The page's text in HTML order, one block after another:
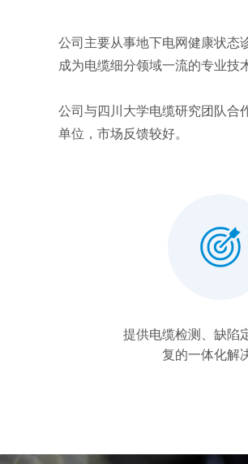
公司主要从事地下电网健康状态
成为电缆细分领域一流的专业技
公司与四川大学电缆研究团队合
单位，市场反馈较好。
提供电缆检测、缺陷
复的一体化解